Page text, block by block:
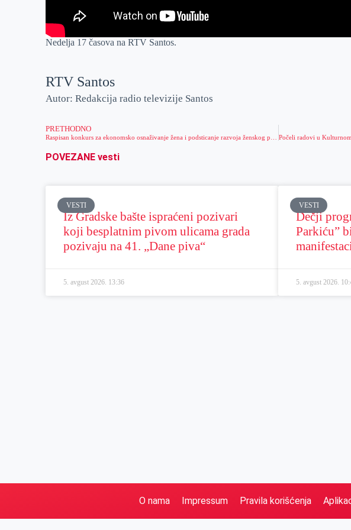
Nedelja 17 časova na RTV Santos.
RTV Santos
Autor: Redakcija radio televizije Santos
PRETHODNO
POVEZANE vesti
VESTI
Iz Gradske bašte ispraćeni pozivari
koji besplatnim pivom ulicama grada
pozivaju na 41. „Dane piva“
5. avgust 2026. 13:36
VESTI
Dečji
Parkiću”
5. avgust 2026.
O nama Impressum Pravila korišćenja